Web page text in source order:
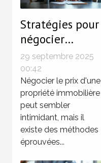
Stratégies pour
négocier
efficacement le
prix d'une
propriété
immobilière
29 septembre 2025
00:42
Négocier le prix d'une
propriété immobilière
peut sembler
intimidant, mais il
existe des méthodes
éprouvées...